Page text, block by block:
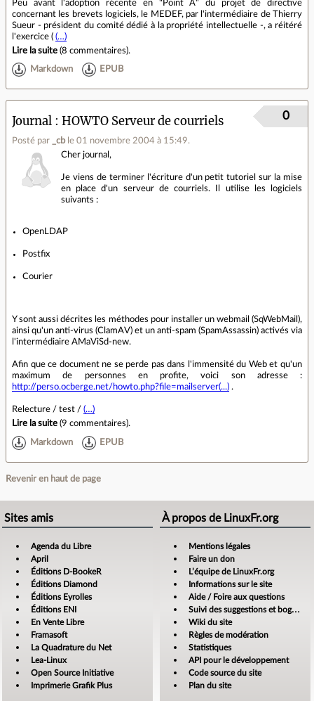
Peu avant l'adoption récente en "Point A" du projet de directive
concernant les brevets logiciels, le MEDEF, par l'intermédiaire de Thierry
Sueur - président du comité dédié à la propriété intellectuelle -, a réitéré
l'exercice ( (…)
Lire la suite (8 commentaires).
Markdown EPUB
Journal HOWTO Serveur de courriels
Posté par _cb le 01 novembre 2004 à 15:49.
0
Cher journal,
Je viens de terminer l'écriture d'un petit tutoriel sur la mise
en place d'un serveur de courriels. Il utilise les logiciels
suivants :
OpenLDAP
Postfix
Courier
Y sont aussi décrites les méthodes pour installer un webmail (SqWebMail),
ainsi qu'un anti-virus (ClamAV) et un anti-spam (SpamAssassin) activés via
l'intermédiaire AMaViSd-new.
Afin que ce document ne se perde pas dans l'immensité du Web et qu'un
maximum de personnes en profite, voici son adresse :
http://perso.ocberge.net/howto.php?file=mailserver(...) .
Relecture / test / (…)
Lire la suite (9 commentaires).
Markdown EPUB
Revenir en haut de page
Sites amis
Agenda du Libre
April
Éditions D-BookeR
Éditions Diamond
Éditions Eyrolles
Éditions ENI
En Vente Libre
Framasoft
La Quadrature du Net
Lea-Linux
Open Source Initiative
Imprimerie Grafik Plus
À propos de LinuxFr.org
Mentions légales
Faire un don
L’équipe de LinuxFr.org
Informations sur le site
Aide / Foire aux questions
Suivi des suggestions et bogues
Wiki du site
Règles de modération
Statistiques
API pour le développement
Code source du site
Plan du site